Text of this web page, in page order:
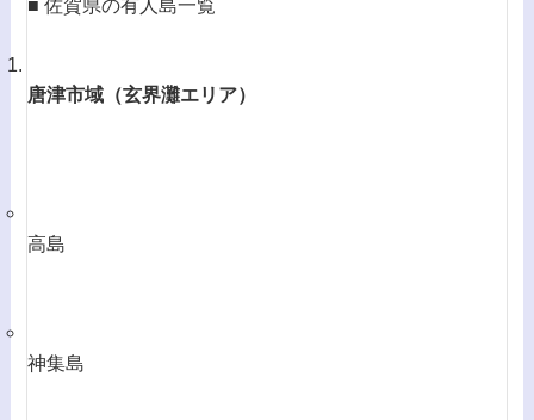
■ 佐賀県の有人島一覧
唐津市域（玄界灘エリア）
高島
神集島